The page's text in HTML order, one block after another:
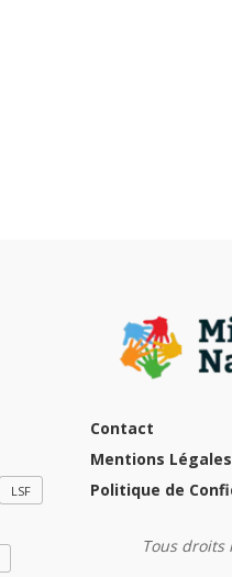
LSF
Contact
Mentions Légales
Politique de
Tous droits